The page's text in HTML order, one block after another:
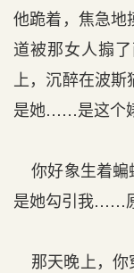
他跪着，焦急地
道被那女人搧
上，沉醉在波
是她……是这个
你好象生着蝙
是她勾引我……
那天晚上，你